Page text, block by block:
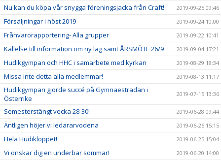
Nu kan du köpa vår snygga föreningsjacka från Craft! 2019-09-25 09:46
Försäljningar i höst 2019 2019-09-24 10:00
Frånvarorapportering- Alla grupper 2019-09-22 10:41
Kallelse till information om ny lag samt ÅRSMÖTE 26/9 2019-09-04 17:21
Hudikgympan och HHC i samarbete med kyrkan 2019-08-29 18:34
Missa inte detta alla medlemmar! 2019-08-13 11:17
Hudikgympan gjorde succé på Gymnaestradan i
Österrike
2019-07-15 13:36
Semesterstängt vecka 28-30! 2019-06-28 09:44
Äntligen höjer vi ledararvodena 2019-06-26 15:15
Hela Hudikloppet! 2019-06-25 15:04
Vi önskar dig en underbar sommar! 2019-06-20 14:00